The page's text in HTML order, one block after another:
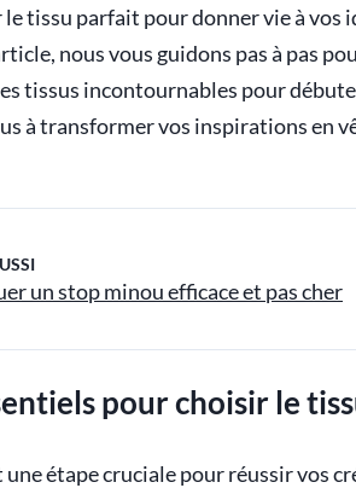
tissu parfait pour donner vie à vos
nous vous guidons pas à pas
tissus incontournables pour
à transformer vos inspirations en
un stop minou efficace et pas cher
pour choisir le
étape cruciale pour réussir vos